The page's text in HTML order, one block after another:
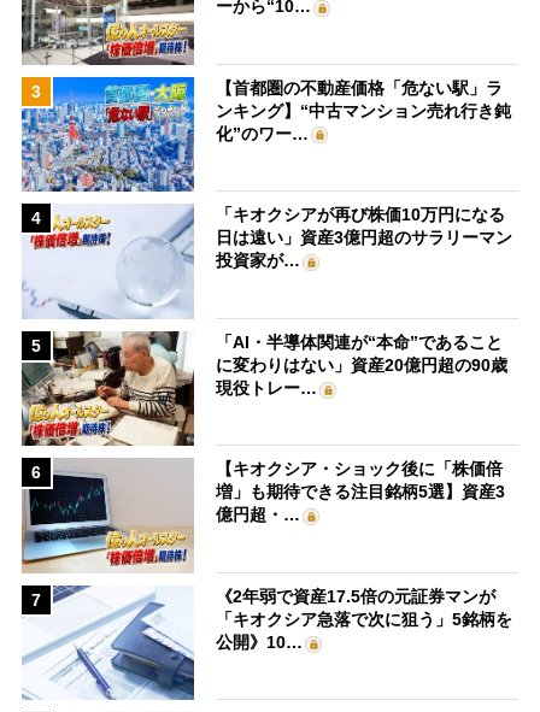
ーから“10…
3
【首都圏の不動産価格「危ない駅」ラ
ンキング】“中古マンション売れ行き鈍
化”のワー…
4
「キオクシアが再び株価10万円になる
日は遠い」資産3億円超のサラリーマン
投資家が…
5
「AI・半導体関連が“本命”であること
に変わりはない」資産20億円超の90歳
現役トレー…
6
【キオクシア・ショック後に「株価倍
増」も期待できる注目銘柄5選】資産3
億円超・…
7
《2年弱で資産17.5倍の元証券マンが
「キオクシア急落で次に狙う」5銘柄を
公開》10…